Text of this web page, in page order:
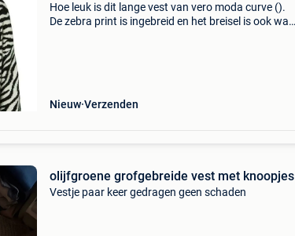
Hoe leuk is dit lange vest van vero moda curve ().
De zebra print is ingebreid en het breisel is ook wat
Nieuw Verzenden
olijfgroene grofgebreide vest met knoopjes
Vestje paar keer gedragen geen schaden